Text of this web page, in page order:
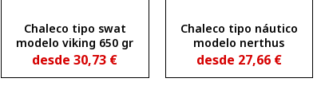
Chaleco tipo swat
modelo viking 650 gr
desde30,73 €
Chaleco tipo náutico
modelo nerthus
desde 27,66 €